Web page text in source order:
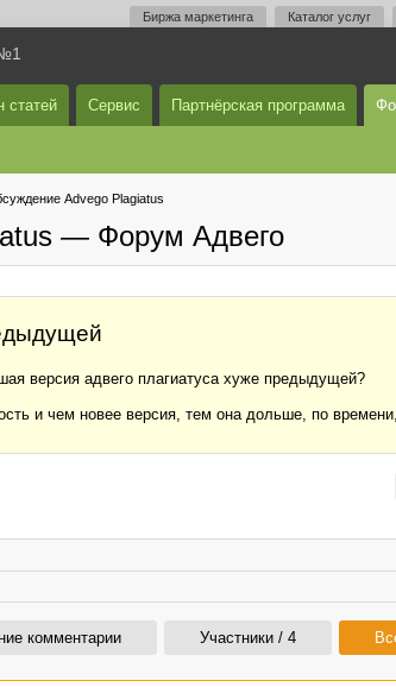
Биржа маркетинга Каталог услуг
статей Сервис Партнёрская программа
Advego Plagiatus
— Форум Адвего
версия адвего плагиатуса хуже предыдущей?
и чем новее версия, тем она дольше, по
комментарии Участники / 4